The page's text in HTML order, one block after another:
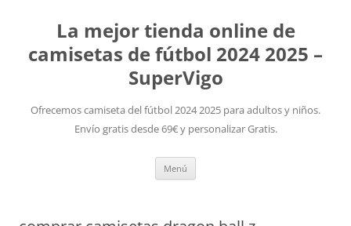
La mejor tienda online de
camisetas de fútbol 2024 2025 –
SuperVigo
Ofrecemos camiseta del fútbol 2024 2025 para adultos y niños.
Envío gratis desde 69€ y personalizar Gratis.
Menú